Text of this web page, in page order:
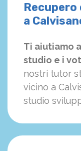
a
Ti aiutiamo
studio e i
nostri tutor
vicino a
studio